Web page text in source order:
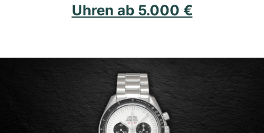
Uhren ab 5.000 €